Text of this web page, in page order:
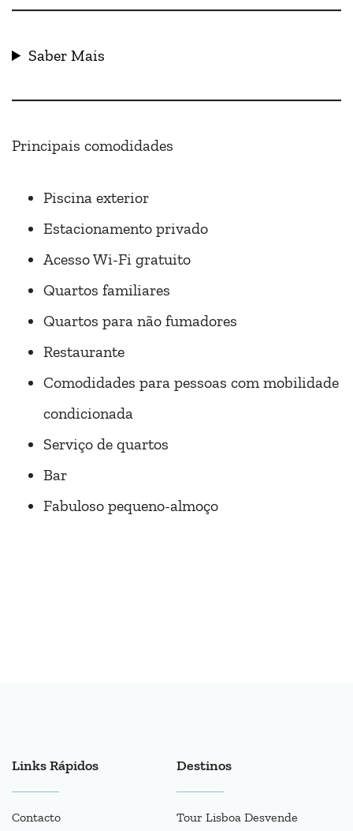
Saber Mais
Principais comodidades
Piscina exterior
Estacionamento privado
Acesso Wi-Fi gratuito
Quartos familiares
Quartos para não fumadores
Restaurante
Comodidades para pessoas com mobilidade
condicionada
Serviço de quartos
Bar
Fabuloso pequeno-almoço
Links Rápidos
Contacto
Destinos
Tour Lisboa Desvende